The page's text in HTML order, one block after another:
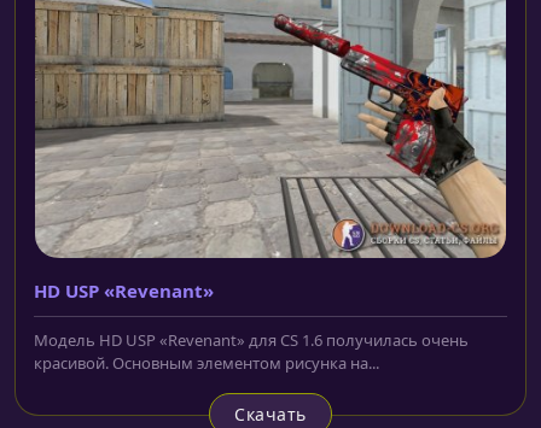
HD USP «Revenant»
Модель HD USP «Revenant» для CS 1.6 получилась очень
красивой. Основным элементом рисунка на...
Скачать